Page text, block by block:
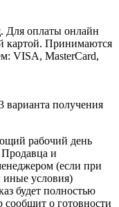
. Для оплаты онлайн
картой. Принимаются
VISA, MasterCard,
варианта получения
рабочий день
Продавца и
(если при
иные условия)
будет полностью
сообщит о готовности